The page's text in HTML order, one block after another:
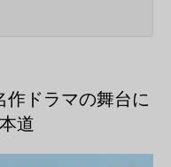
作ドラマの舞台に
道